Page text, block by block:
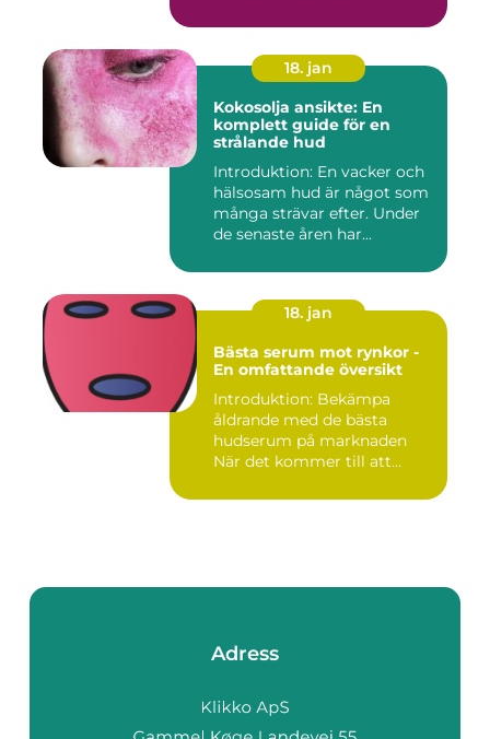
18. jan
Kokosolja ansikte: En
komplett guide för en
strålande hud
Introduktion: En vacker och
hälsosam hud är något som
många strävar efter. Under
de senaste åren har...
18. jan
Bästa serum mot rynkor -
En omfattande översikt
Introduktion: Bekämpa
åldrande med de bästa
hudserum på marknaden
När det kommer till att
Adress